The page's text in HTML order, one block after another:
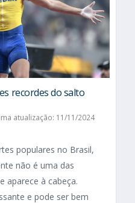
recordes do salto
atualização: 11/11/2024
populares no Brasil,
não é uma das
aparece à cabeça.
e pode ser bem